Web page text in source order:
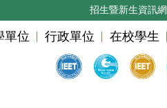
招生暨新生資訊網
單位 行政單位 在校學生